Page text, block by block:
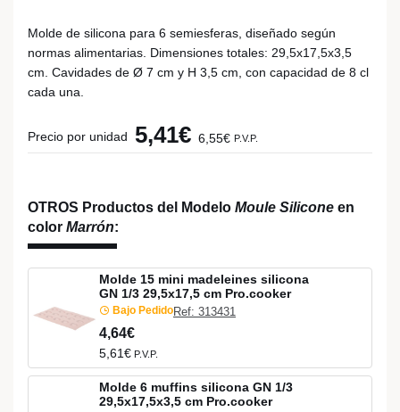
Molde de silicona para 6 semiesferas, diseñado según
normas alimentarias. Dimensiones totales: 29,5x17,5x3,5
cm. Cavidades de Ø 7 cm y H 3,5 cm, con capacidad de 8 cl
cada una.
Precio por unidad 5,41€ 6,55€ P.V.P.
OTROS Productos del Modelo Moule Silicone en
color Marrón:
Molde 15 mini madeleines silicona
GN 1/3 29,5x17,5 cm Pro.cooker
Bajo PedidoRef: 313431
4,64€
5,61€ P.V.P.
Molde 6 muffins silicona GN 1/3
29,5x17,5x3,5 cm Pro.cooker